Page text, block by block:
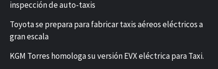
inspección de auto-taxis
Toyota se prepara para fabricar taxis aéreos eléctricos a
gran escala
KGM Torres homologa su versión EVX eléctrica para Taxi.